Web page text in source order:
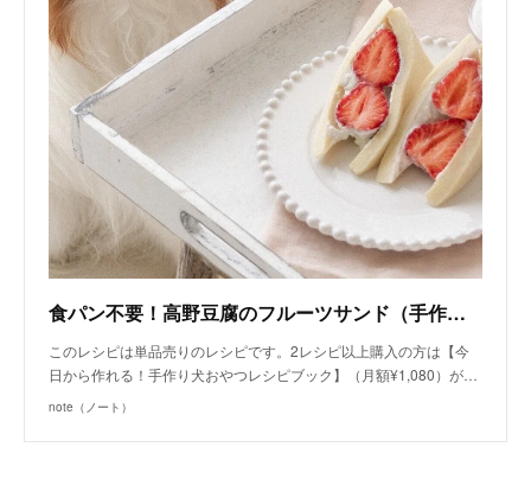
食パン不要！高野豆腐のフルーツサンド（手作り犬おやつレシピ） /単品購入｜いちかわあやこ（犬ごはん先生）｜note
このレシピは単品売りのレシピです。2レシピ以上購入の方は【今
日から作れる！手作り犬おやつレシピブック】（月額¥1,080）が…
note（ノート）